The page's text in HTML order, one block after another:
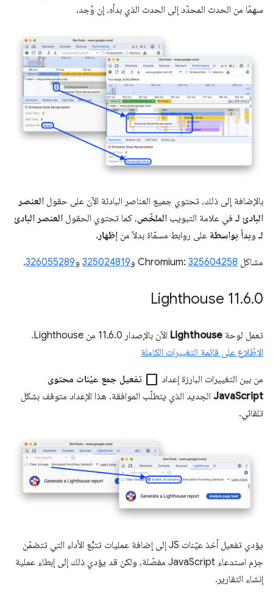
سهمًا من الحدث المحدّد إلى الحدث الذي بدأه، إن وُجد.
بالإضافة إلى ذلك، تحتوي جميع العناصر البادئة الآن على حقول العنصر
البادئ لـ في علامة التبويب الملخّص، كما تحتوي الحقول العنصر البادئ
لـ وبدأ بواسطة على روابط مسمّاة بدلاً من إظهار .
مشاكل Chromium: 325604258 و325024819 و326055289
.
‫Lighthouse 11.6.0
تعمل لوحة Lighthouse الآن بالإصدار 11.6.0 من Lighthouse.
الاطّلاع على قائمة التغييرات الكاملة
من بين التغييرات البارزة إعداد check_box_outline_blank تفعيل جمع عيّنات محتوى
JavaScript الجديد الذي يتطلّب الموافقة. هذا الإعداد متوقف بشكل
تلقائي.
يؤدي تفعيل أخذ عيّنات JS إلى إضافة عمليات تتبُّع الأداء التي تتضمّن
حِزم استدعاء JavaScript مفصّلة، ولكن قد يؤدي ذلك إلى إبطاء عملية
إنشاء التقارير.